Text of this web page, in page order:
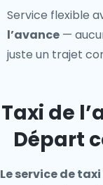
Service flexible
l’avance —
juste un trajet
Taxi de
Départ
Le service de